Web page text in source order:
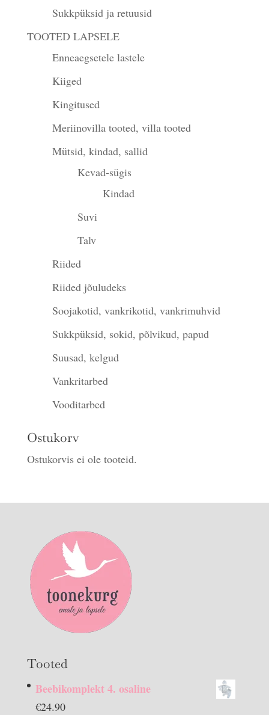
Sukkpüksid ja retuusid
TOOTED LAPSELE
Enneaegsetele lastele
Kiiged
Kingitused
Meriinovilla tooted, villa tooted
Mütsid, kindad, sallid
Kevad-sügis
Kindad
Suvi
Talv
Riided
Riided jõuludeks
Soojakotid, vankrikotid, vankrimuhvid
Sukkpüksid, sokid, põlvikud, papud
Suusad, kelgud
Vankritarbed
Vooditarbed
Ostukorv
Ostukorvis ei ole tooteid.
Tooted
Beebikomplekt 4. osaline
€24.90